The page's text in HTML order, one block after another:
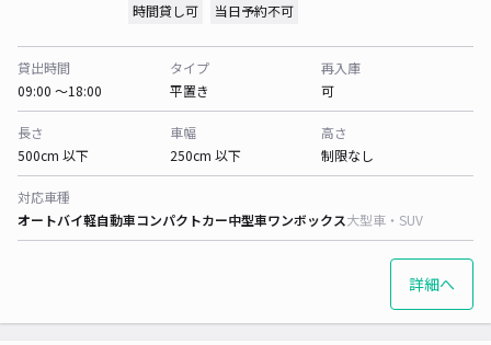
時間貸し可 当日予約不可
貸出時間
09:00 〜18:00
タイプ
平置き
再入庫
可
長さ
500cm 以下
車幅
250cm 以下
高さ
制限なし
対応車種
オートバイ軽自動車コンパクトカー中型車ワンボックス大型車・SUV
詳細へ